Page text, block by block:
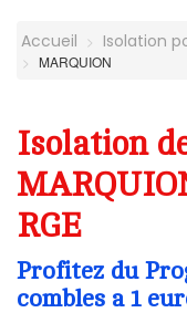
Accueil Isolation
MARQUION
Isolation
RGE
Profitez du
combles a 1